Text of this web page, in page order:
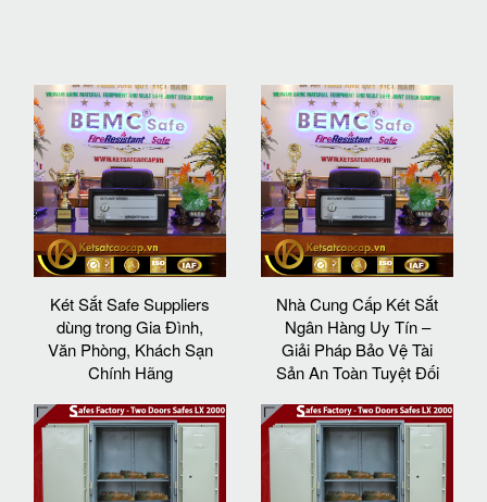
Két Sắt Safe Suppliers
dùng trong Gia Đình,
Văn Phòng, Khách Sạn
Chính Hãng
Nhà Cung Cấp Két Sắt
Ngân Hàng Uy Tín –
Giải Pháp Bảo Vệ Tài
Sản An Toàn Tuyệt Đối